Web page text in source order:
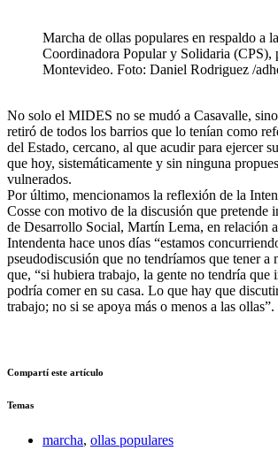
Marcha de ollas populares en respaldo a la
Coordinadora Popular y Solidaria (CPS),
Montevideo. Foto: Daniel Rodriguez /
No solo el MIDES no se mudó a Casavalle, sino
retiró de todos los barrios que lo tenían como
del Estado, cercano, al que acudir para ejercer
que hoy, sistemáticamente y sin ninguna
vulnerados.
Por último, mencionamos la reflexión de la
Cosse con motivo de la discusión que pretende
de Desarrollo Social, Martín Lema, en relación
Intendenta hace unos días “estamos
pseudodiscusión que no tendríamos que tener
que, “si hubiera trabajo, la gente no tendría que
podría comer en su casa. Lo que hay que
trabajo; no si se apoya más o menos a las ollas”.
Compartí este artículo
Temas
marcha, ollas populares